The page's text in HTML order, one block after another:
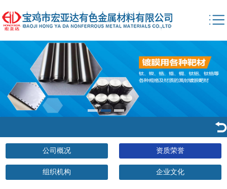
公司概况 资质荣誉
组织机构 企业文化